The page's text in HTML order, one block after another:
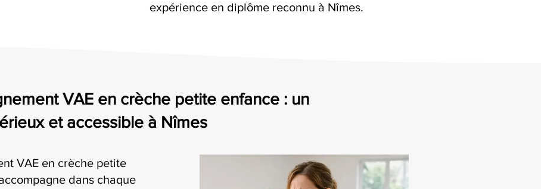
expérience en diplôme reconnu à Nîmes.
VAE en crèche petite enfance : un
et accessible à Nîmes
VAE en crèche petite
dans chaque